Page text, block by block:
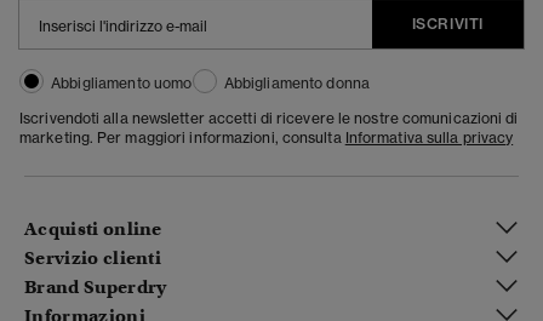
ISCRIVITI
Abbigliamento uomo
Abbigliamento donna
Iscrivendoti alla newsletter accetti di ricevere le nostre comunicazioni di
marketing. Per maggiori informazioni, consulta Informativa sulla privacy
Acquisti online
Servizio clienti
Brand Superdry
Informazioni